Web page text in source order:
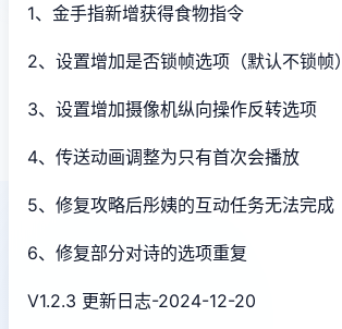
1、金手指新增获得食物指令
2、设置增加是否锁帧选项（默认不锁帧）
3、设置增加摄像机纵向操作反转选项
4、传送动画调整为只有首次会播放
5、修复攻略后彤姨的互动任务无法完成
6、修复部分对诗的选项重复
V1.2.3 更新日志-2024-12-20